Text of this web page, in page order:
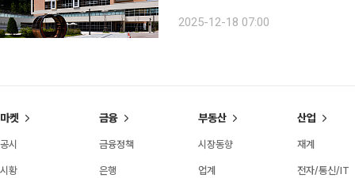
‘최후의 보루’ 역할을 수행하고 있다.
2025-12-18 07:00
마켓
공시
시황
금융
금융정책
은행
부동산
시장동향
업계
산업
재계
전자/통신/IT